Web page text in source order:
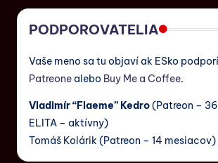
PODPOROVATELIA
Vaše meno sa tu objaví ak ESko
Patreone alebo Buy Me a Coffee.
Vladimír “Flaeme” Kedro(Patreon –
ELITA – aktívny)
Tomáš Kolárik (Patreon – 14 mesiacov)